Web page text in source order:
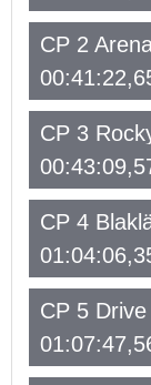
CP 2
CP 3
CP 4
CP 5